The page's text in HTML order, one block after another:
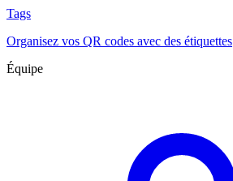
Tags
Organisez vos QR codes avec des étiquettes
Équipe